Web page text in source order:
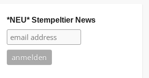
*NEU* Stempeltier News